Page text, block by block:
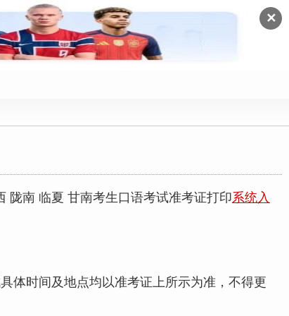
✕
陇南 临夏 甘南考生口语考试准考证打印系统入
体时间及地点均以准考证上所示为准，不得更